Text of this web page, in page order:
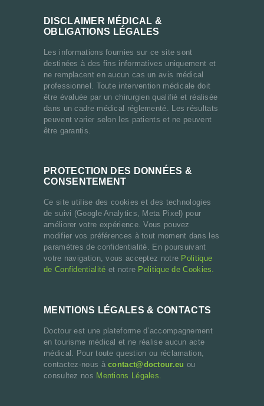
DISCLAIMER MÉDICAL &
OBLIGATIONS LÉGALES
Les informations fournies sur ce site sont
destinées à des fins informatives uniquement et
ne remplacent en aucun cas un avis médical
professionnel. Toute intervention médicale doit
être évaluée par un chirurgien qualifié et réalisée
dans un cadre médical réglementé. Les résultats
peuvent varier selon les patients et ne peuvent
être garantis.
PROTECTION DES DONNÉES &
CONSENTEMENT
Ce site utilise des cookies et des technologies
de suivi (Google Analytics, Meta Pixel) pour
améliorer votre expérience. Vous pouvez
modifier vos préférences à tout moment dans les
paramètres de confidentialité. En poursuivant
votre navigation, vous acceptez notre Politique
de Confidentialité et notre Politique de Cookies.
MENTIONS LÉGALES & CONTACTS
Doctour est une plateforme d’accompagnement
en tourisme médical et ne réalise aucun acte
médical. Pour toute question ou réclamation,
contactez-nous àcontact@doctour.eu ou
consultez nos Mentions Légales.